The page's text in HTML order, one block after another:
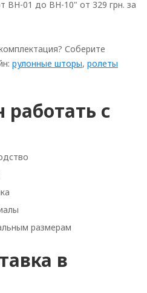
BH-01 до BH-10" от 329 грн. за
Соберите
рулонные шторы, ролеты
с
размерам
в